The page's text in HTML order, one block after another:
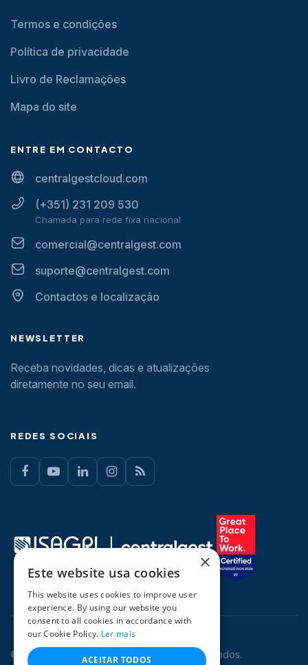
Termos e condições
Política de privacidade
Livro de Reclamações
Mapa do site
ENTRE EM CONTACTO
centralgestcloud.com
(+351) 231 209 530
Chamada para rede fixa nacional
comercial@centralgest.com
suporte@centralgest.com
Contactos e localização
NEWSLETTER
Receba novidades, dicas e atualizações
diretamente no seu email.
REDES SOCIAIS
© 2026 CentralGest. Todos os direitos reservados.
×
Este website usa cookies
This website uses cookies to improve user
experience. By using our website you
consent to all cookies in accordance with
our Cookie Policy. Ler mais
ACEITAR TODOS